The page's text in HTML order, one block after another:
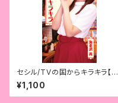
セシル/TVの国からキラキラ【限
定】
¥1,100